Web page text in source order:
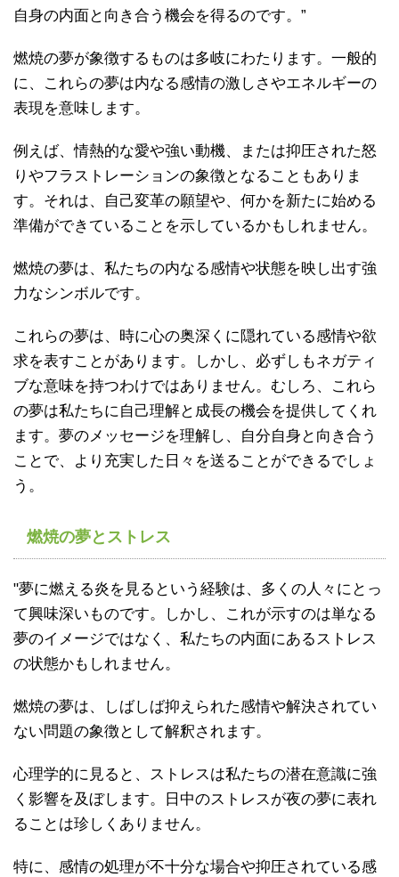
自身の内面と向き合う機会を得るのです。”
燃焼の夢が象徴するものは多岐にわたります。一般的
に、これらの夢は内なる感情の激しさやエネルギーの
表現を意味します。
例えば、情熱的な愛や強い動機、または抑圧された怒
りやフラストレーションの象徴となることもありま
す。それは、自己変革の願望や、何かを新たに始める
準備ができていることを示しているかもしれません。
燃焼の夢は、私たちの内なる感情や状態を映し出す強
力なシンボルです。
これらの夢は、時に心の奥深くに隠れている感情や欲
求を表すことがあります。しかし、必ずしもネガティ
ブな意味を持つわけではありません。むしろ、これら
の夢は私たちに自己理解と成長の機会を提供してくれ
ます。夢のメッセージを理解し、自分自身と向き合う
ことで、より充実した日々を送ることができるでしょ
う。
燃焼の夢とストレス
"夢に燃える炎を見るという経験は、多くの人々にとっ
て興味深いものです。しかし、これが示すのは単なる
夢のイメージではなく、私たちの内面にあるストレス
の状態かもしれません。
燃焼の夢は、しばしば抑えられた感情や解決されてい
ない問題の象徴として解釈されます。
心理学的に見ると、ストレスは私たちの潜在意識に強
く影響を及ぼします。日中のストレスが夜の夢に表れ
ることは珍しくありません。
特に、感情の処理が不十分な場合や抑圧されている感